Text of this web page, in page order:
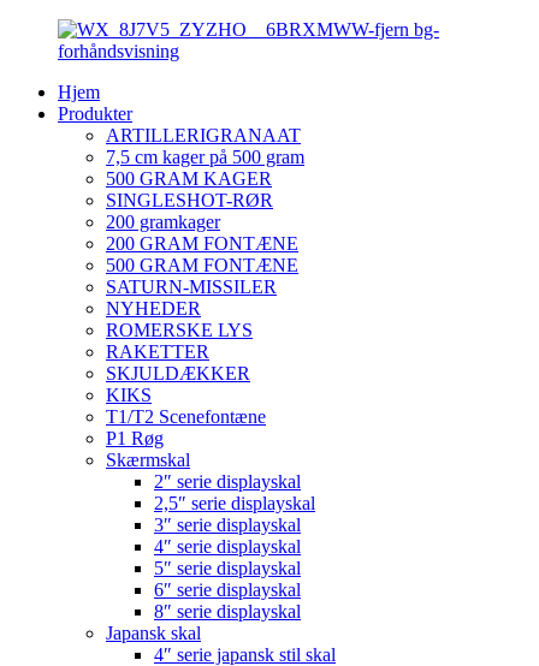
Hjem
Produkter
ARTILLERIGRANAAT
7,5 cm kager på 500 gram
500 GRAM KAGER
SINGLESHOT-RØR
200 gramkager
200 GRAM FONTÆNE
500 GRAM FONTÆNE
SATURN-MISSILER
NYHEDER
ROMERSKE LYS
RAKETTER
SKJULDÆKKER
KIKS
T1/T2 Scenefontæne
P1 Røg
Skærmskal
2″ serie displayskal
2,5″ serie displayskal
3″ serie displayskal
4″ serie displayskal
5″ serie displayskal
6″ serie displayskal
8″ serie displayskal
Japansk skal
4″ serie japansk stil skal